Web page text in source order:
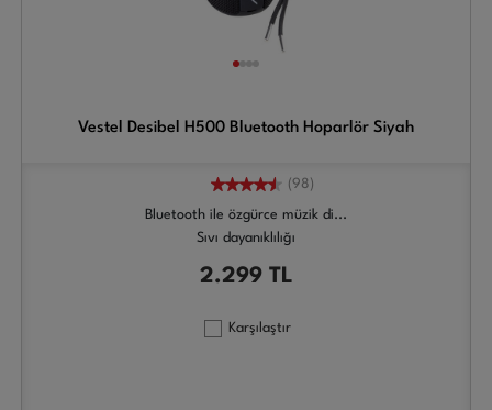
Vestel Desibel H500 Bluetooth Hoparlör Siyah
(98)
Bluetooth ile özgürce müzik di...
Sıvı dayanıklılığı
2.299 TL
Karşılaştır